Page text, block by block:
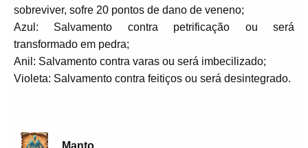
sobreviver, sofre 20 pontos de dano de veneno;
Azul: Salvamento contra petrificação ou será
transformado em pedra;
Anil: Salvamento contra varas ou será imbecilizado;
Violeta: Salvamento contra feitiços ou será desintegrado.
Manto